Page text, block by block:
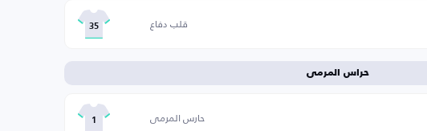
قلب دفاع 35
حراس المرمى
حارس المرمى 1